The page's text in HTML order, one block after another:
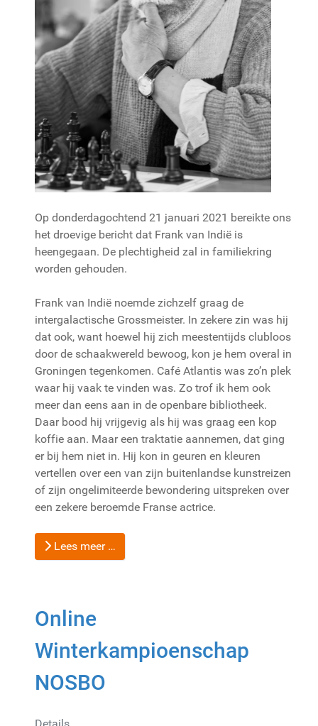
Op donderdagochtend 21 januari 2021 bereikte ons
het droevige bericht dat Frank van Indië is
heengegaan. De plechtigheid zal in familiekring
worden gehouden.
Frank van Indië noemde zichzelf graag de
intergalactische Grossmeister. In zekere zin was hij
dat ook, want hoewel hij zich meestentijds clubloos
door de schaakwereld bewoog, kon je hem overal in
Groningen tegenkomen. Café Atlantis was zo’n plek
waar hij vaak te vinden was. Zo trof ik hem ook
meer dan eens aan in de openbare bibliotheek.
Daar bood hij vrijgevig als hij was graag een kop
koffie aan. Maar een traktatie aannemen, dat ging
er bij hem niet in. Hij kon in geuren en kleuren
vertellen over een van zijn buitenlandse kunstreizen
of zijn ongelimiteerde bewondering uitspreken over
een zekere beroemde Franse actrice.
Lees meer …
Online
Winterkampioenschap
NOSBO